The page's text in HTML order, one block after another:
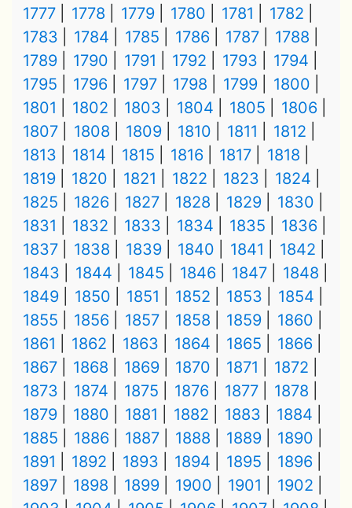
1777
1778 1779 1780 1781
1782
1783
1784 1785 1786 1787
1788
1789
1790 1791 1792 1793
1794
1795
1796 1797 1798 1799
1800
1801
1802 1803 1804 1805
1806
1807
1808 1809 1810 1811
1812
1813
1814 1815 1816 1817
1818
1819
1820 1821 1822 1823
1824
1825
1826 1827 1828 1829
1830
1831
1832 1833 1834 1835
1836
1837
1838 1839 1840 1841
1842
1843
1844 1845 1846 1847
1848
1849
1850 1851 1852 1853
1854
1855
1856 1857 1858 1859
1860
1861
1862 1863 1864 1865
1866
1867
1868 1869 1870 1871
1872
1873
1874 1875 1876 1877
1878
1879
1880 1881 1882 1883
1884
1885
1886 1887 1888 1889
1890
1891
1892 1893 1894 1895
1896
1897
1898 1899 1900 1901
1902